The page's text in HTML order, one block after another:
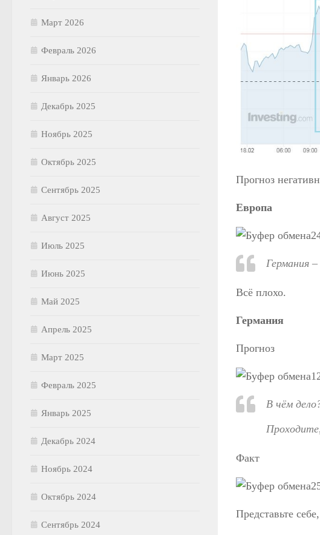
Прогноз
Европа
Германия
Всё плохо.
Германия
Прогноз
В чём
Факт
Представьте
Март 2026
Февраль 2026
Январь 2026
Декабрь 2025
Ноябрь 2025
Октябрь 2025
Сентябрь 2025
Август 2025
Июль 2025
Июнь 2025
Май 2025
Апрель 2025
Март 2025
Февраль 2025
Январь 2025
Декабрь 2024
Ноябрь 2024
Октябрь 2024
Сентябрь 2024